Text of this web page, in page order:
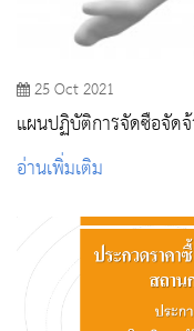
25 Oct 2021
แผนปฏิบัติการจัดซื้อจัด
2565
อ่านเพิ่มเติม